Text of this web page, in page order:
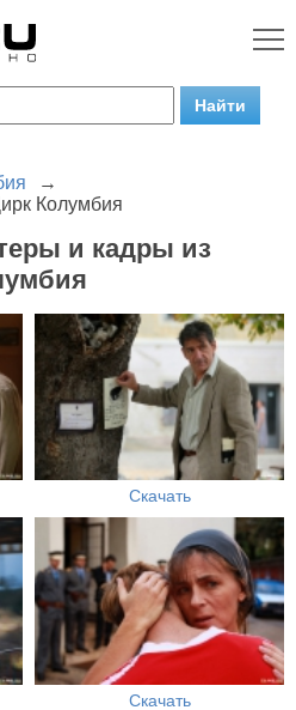
→
Колумбия
и кадры из
Скачать
Скачать